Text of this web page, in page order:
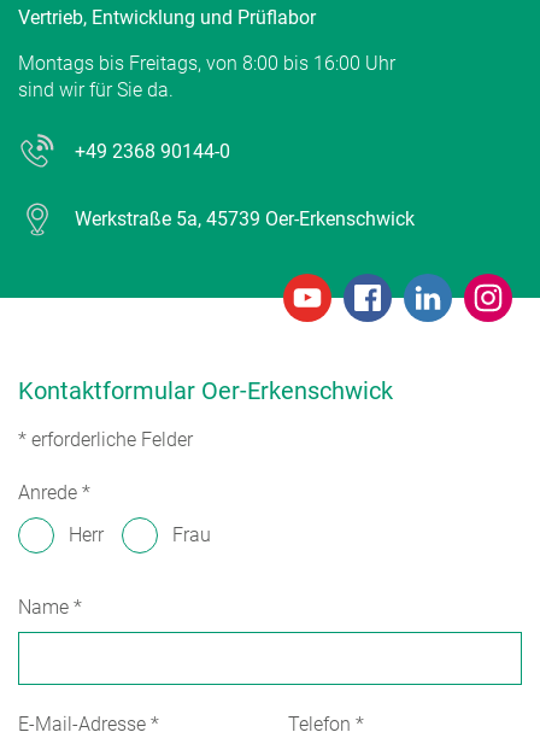
Vertrieb, Entwicklung und Prüflabor
Montags bis Freitags, von 8:00 bis 16:00 Uhr
sind wir für Sie da.
+49 2368 90144-0
Werkstraße 5a, 45739 Oer-Erkenschwick
Kontaktformular Oer-Erkenschwick
* erforderliche Felder
Anrede *
Herr
Frau
Name *
E-Mail-Adresse * Telefon *